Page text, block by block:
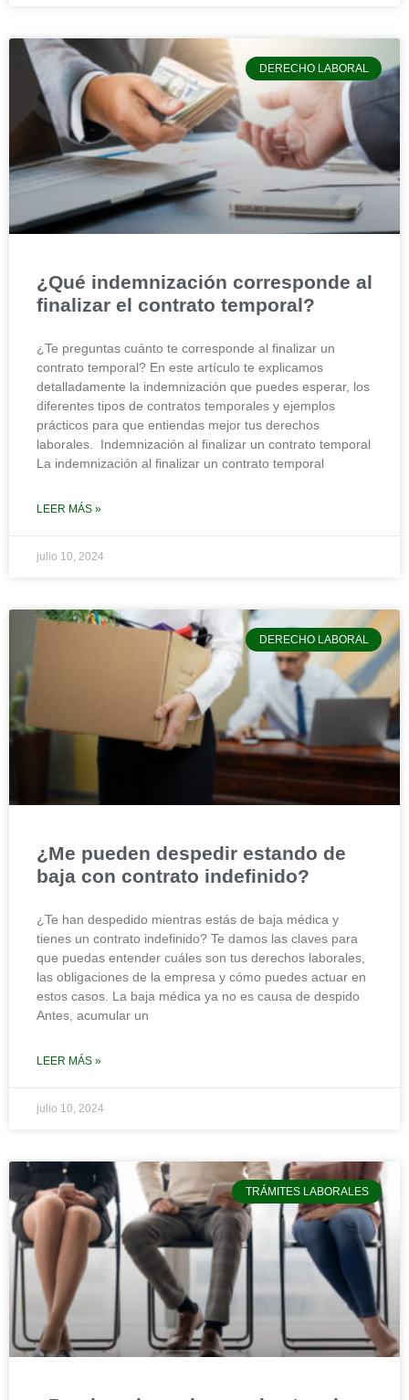
DERECHO LABORAL
¿Qué indemnización corresponde al
finalizar el contrato temporal?
¿Te preguntas cuánto te corresponde al finalizar un
contrato temporal? En este artículo te explicamos
detalladamente la indemnización que puedes esperar, los
diferentes tipos de contratos temporales y ejemplos
prácticos para que entiendas mejor tus derechos
laborales. Indemnización al finalizar un contrato temporal
La indemnización al finalizar un contrato temporal
LEER MÁS »
julio 10, 2024
DERECHO LABORAL
¿Me pueden despedir estando de
baja con contrato indefinido?
¿Te han despedido mientras estás de baja médica y
tienes un contrato indefinido? Te damos las claves para
que puedas entender cuáles son tus derechos laborales,
las obligaciones de la empresa y cómo puedes actuar en
estos casos. La baja médica ya no es causa de despido
Antes, acumular un
LEER MÁS »
julio 10, 2024
TRÁMITES LABORALES